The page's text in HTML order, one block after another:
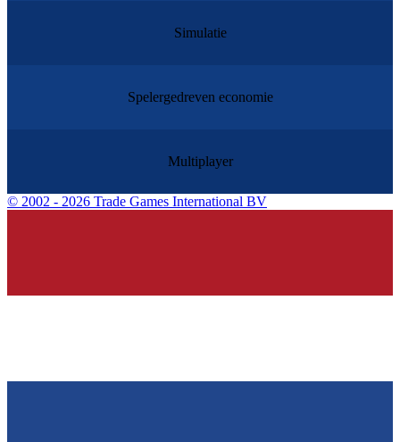
Simulatie
Spelergedreven economie
Multiplayer
© 2002 - 2026 Trade Games International BV